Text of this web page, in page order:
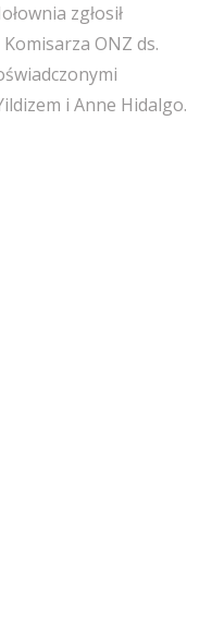
zgłosił
ONZ ds.
i Anne Hidalgo.